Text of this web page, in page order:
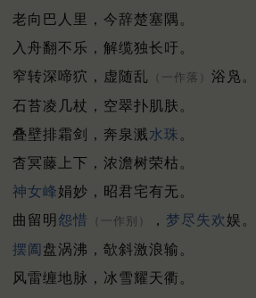
老向巴人里，今辞楚塞隅。
入舟翻不乐，解缆独长吁。
窄转深啼狖，虚随乱 （一作落） 浴凫。
石苔凌几杖，空翠扑肌肤。
叠壁排霜剑，奔泉溅水珠 。
杳冥藤上下，浓澹树荣枯。
神女峰娟妙，昭君宅有无。
曲留明 怨惜 （一作别） ， 梦尽失欢娱。
摆阖 盘涡沸，欹斜激浪输。
风雷缠地脉，冰雪耀天衢。